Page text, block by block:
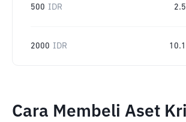
500 IDR
2000 IDR
Cara Membeli Aset